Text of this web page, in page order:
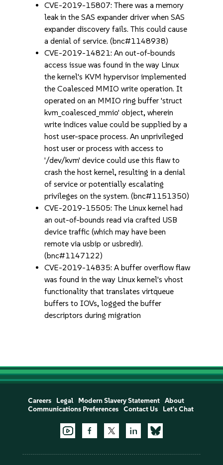
CVE-2019-15807: There was a memory
leak in the SAS expander driver when SAS
expander discovery fails. This could cause
a denial of service. (bnc#1148938)
CVE-2019-14821: An out-of-bounds
access issue was found in the way Linux
the kernel's KVM hypervisor implemented
the Coalesced MMIO write operation. It
operated on an MMIO ring buffer 'struct
kvm_coalesced_mmio' object, wherein
write indices value could be supplied by a
host user-space process. An unprivileged
host user or process with access to
'/dev/kvm' device could use this flaw to
crash the host kernel, resulting in a denial
of service or potentially escalating
privileges on the system. (bnc#1151350)
CVE-2019-15505: The Linux kernel had
an out-of-bounds read via crafted USB
device traffic (which may have been
remote via usbip or usbredir).
(bnc#1147122)
CVE-2019-14835: A buffer overflow flaw
was found in the way Linux kernel's vhost
functionality that translates virtqueue
buffers to IOVs, logged the buffer
descriptors during migration
Careers Legal Modern Slavery Statement
About
Communications Preferences
Contact Us Let's Chat